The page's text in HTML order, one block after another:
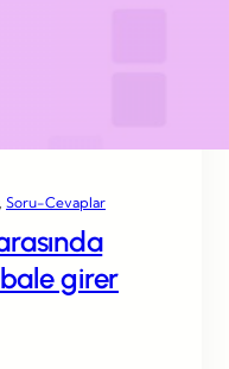
Soru-Cevaplar
girer